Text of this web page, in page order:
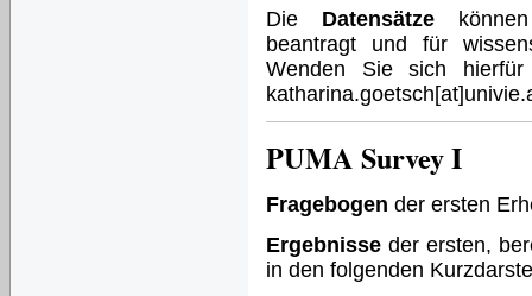
Die Datensätze
beantragt und für
Wenden Sie sich
PUMA Survey I
Fragebogen der ersten
Ergebnisse der ersten,
in den folgenden